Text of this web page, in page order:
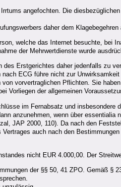
angefochten. Die
daher dem
welche das Internet besuchte, bei
der Mehrwertdienste wurde
Erstgerichtes daher jedenfalls zu
ECG führe nicht zur
vorvertraglichen Pflichten. Sie
Vorliegen der allgemeinen
im Fernabsatz und insbesondere
anzunehmen, wenn über
JAP 2000, 110). Da nach den
auch nach den
nicht EUR 4.000,00. Der
der §§ 50, 41 ZPO. Gemäß §